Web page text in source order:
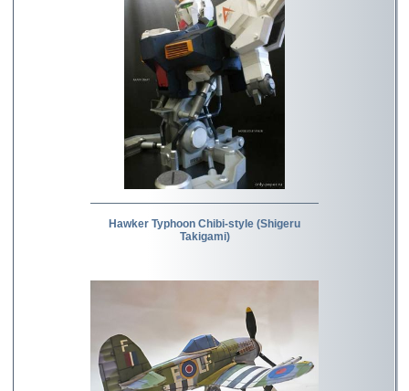
Hawker Typhoon Chibi-style (Shigeru
Takigami)